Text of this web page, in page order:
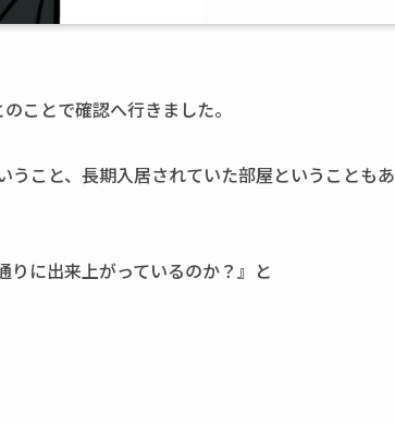
ことで確認へ行きました。
こと、長期入居されていた部屋ということもあ
に出来上がっているのか？』と